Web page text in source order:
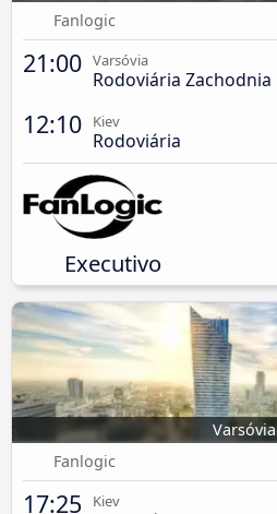
Fanlogic
21:00 Varsóvia
Rodoviária Zachodnia
12:10 Kiev
Rodoviária
Executivo
Varsóvia
Fanlogic
17:25 Kiev